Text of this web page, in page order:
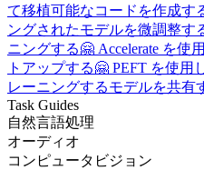
て移植可能なコードを作成す
ングされたモデルを微調整す
ニングする🤗 Accelerate を使
トアップする🤗 PEFT を使用
レーニングするモデルを共有
Task Guides
自然言語処理
オーディオ
コンピュータビジョン